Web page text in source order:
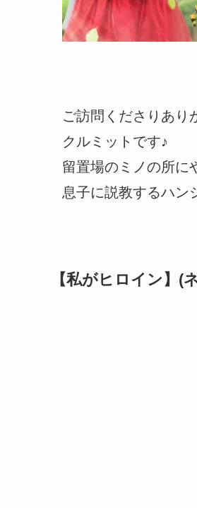
ご訪問くださりあり
クルミットです♪
留置場のミノの所に
息子に説教するハン
【私がヒロイン】(